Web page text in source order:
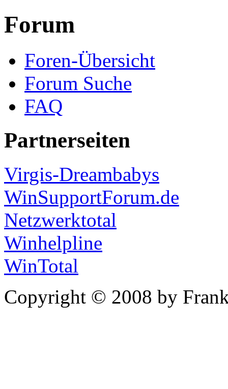
Forum
Foren-Übersicht
Forum Suche
FAQ
Partnerseiten
Virgis-Dreambabys
WinSupportForum.de
Netzwerktotal
Winhelpline
WinTotal
Copyright © 2008 by